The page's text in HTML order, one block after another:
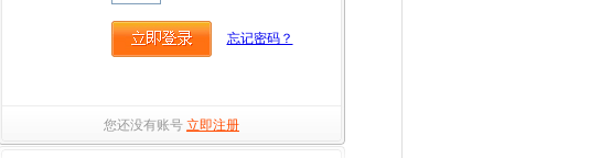
忘记密码？
您还没有账号 立即注册